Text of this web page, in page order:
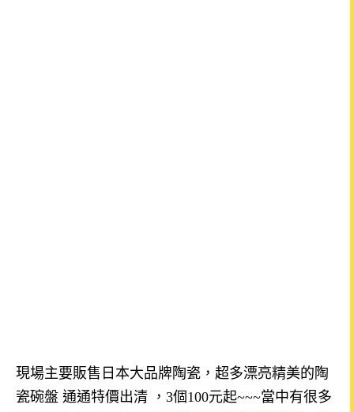
現場主要販售日本大品牌陶瓷， 超多漂亮精美的陶
瓷碗盤 通通特價出清 ， 3個100元起~~~當中有很多